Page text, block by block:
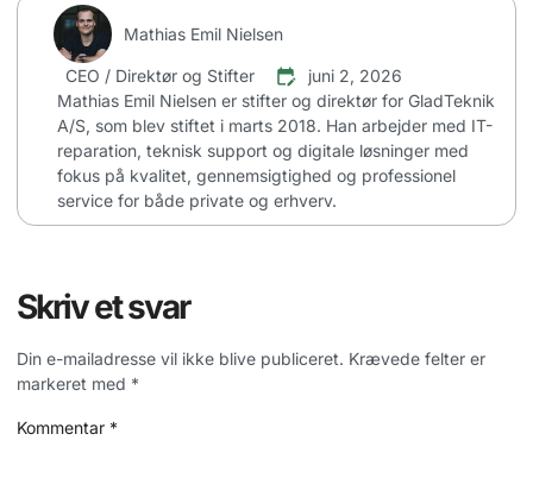
Mathias Emil Nielsen
CEO / Direktør og Stifter
juni 2, 2026
Mathias Emil Nielsen er stifter og direktør for GladTeknik
A/S, som blev stiftet i marts 2018. Han arbejder med IT-
reparation, teknisk support og digitale løsninger med
fokus på kvalitet, gennemsigtighed og professionel
service for både private og erhverv.
Skriv et svar
Din e-mailadresse vil ikke blive publiceret. Krævede felter er
markeret med *
Kommentar *